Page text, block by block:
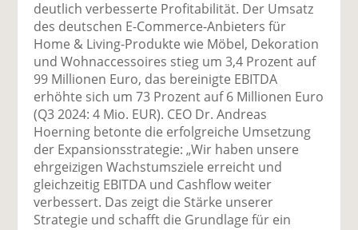
F
ac
e
b
o
o
k
te
il
e
n
tt
er
n
Li
n
k
e
di
n
te
il
e
n
E
m
ai
l
v
er
n
d
ck
n
deutlich verbesserte Profitabilität. Der Umsatz
des deutschen E-Commerce-Anbieters für
Home & Living-Produkte wie Möbel, Dekoration
und Wohnaccessoires stieg um 3,4 Prozent auf
99 Millionen Euro, das bereinigte EBITDA
erhöhte sich um 73 Prozent auf 6 Millionen Euro
(Q3 2024: 4 Mio. EUR). CEO Dr. Andreas
Hoerning betonte die erfolgreiche Umsetzung
der Expansionsstrategie: „Wir haben unsere
ehrgeizigen Wachstumsziele erreicht und
gleichzeitig EBITDA und Cashflow weiter
verbessert. Das zeigt die Stärke unserer
Strategie und schafft die Grundlage für ein